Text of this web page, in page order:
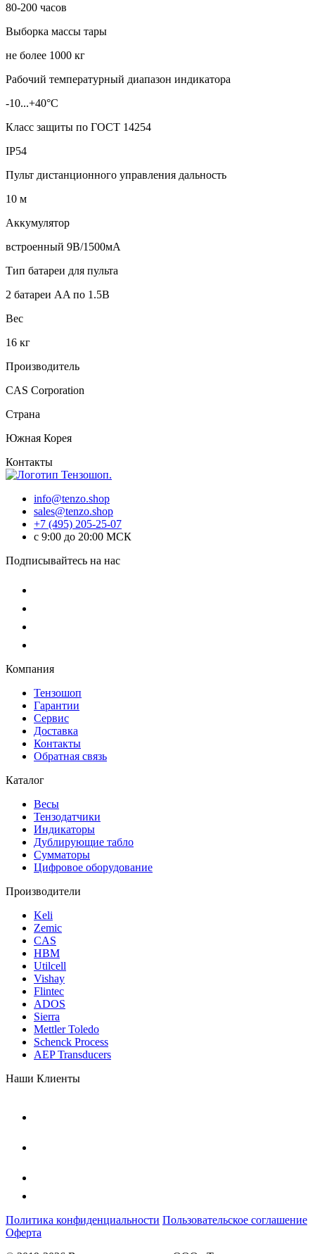
80-200 часов
Выборка массы тары
не более 1000 кг
Рабочий температурный диапазон индикатора
-10...+40°С
Класс защиты по ГОСТ 14254
IP54
Пульт дистанционного управления дальность
10 м
Аккумулятор
встроенный 9В/1500мА
Тип батареи для пульта
2 батареи AA по 1.5В
Вес
16 кг
Производитель
CAS Corporation
Страна
Южная Корея
Контакты
info@tenzo.shop
sales@tenzo.shop
+7 (495) 205-25-07
с 9:00 до 20:00 МСК
Подписывайтесь на нас
Компания
Тензошоп
Гарантии
Сервис
Доставка
Контакты
Обратная связь
Каталог
Весы
Тензодатчики
Индикаторы
Дублирующие табло
Сумматоры
Цифровое оборудование
Производители
Keli
Zemic
CAS
HBM
Utilcell
Vishay
Flintec
ADOS
Sierra
Mettler Toledo
Schenck Process
AEP Transducers
Наши Клиенты
Политика конфиденциальности Пользовательское соглашение
Оферта